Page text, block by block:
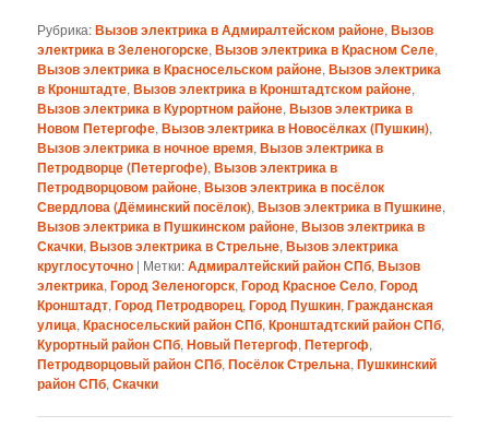
Рубрика:Вызов электрика в Адмиралтейском районе,Вызов
электрика в Зеленогорске,Вызов электрика в Красном Селе,
Вызов электрика в Красносельском районе,Вызов электрика
в Кронштадте,Вызов электрика в Кронштадтском районе,
Вызов электрика в Курортном районе,Вызов электрика в
Новом Петергофе,Вызов электрика в Новосёлках (Пушкин),
Вызов электрика в ночное время,Вызов электрика в
Петродворце (Петергофе),Вызов электрика в
Петродворцовом районе,Вызов электрика в посёлок
Свердлова (Дёминский посёлок),Вызов электрика в Пушкине,
Вызов электрика в Пушкинском районе,Вызов электрика в
Скачки,Вызов электрика в Стрельне,Вызов электрика
круглосуточно | Метки:Адмиралтейский район СПб,Вызов
электрика,Город Зеленогорск,Город Красное Село,Город
Кронштадт,Город Петродворец,Город Пушкин,Гражданская
улица,Красносельский район СПб,Кронштадтский район СПб,
Курортный район СПб,Новый Петергоф,Петергоф,
Петродворцовый район СПб,Посёлок Стрельна,Пушкинский
район СПб,Скачки